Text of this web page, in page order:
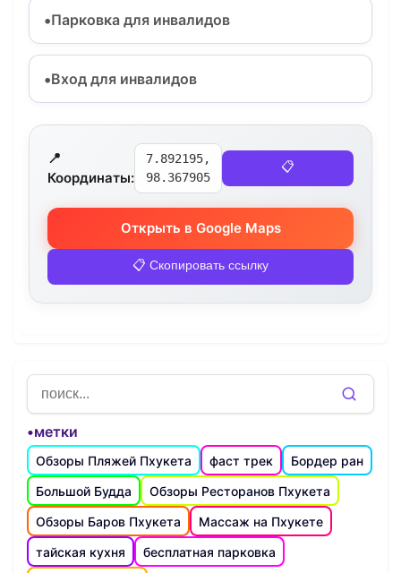
Парковка для инвалидов
Вход для инвалидов
📍
Координаты:
7.892195,
98.367905
📋
Открыть в Google Maps
📋 Скопировать ссылку
•метки
Обзоры Пляжей Пхукета фаст трек
Бордер ран
Большой Будда
Обзоры Ресторанов Пхукета
Обзоры Баров Пхукета
Массаж на Пхукете
тайская кухня
бесплатная парковка